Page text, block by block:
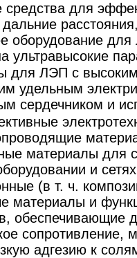
средства для
дальние
оборудование
ультравысокие
для ЛЭП с
удельным
сердечником и
материалы для
и
(в т. ч.
материалы и
обеспечивающие
сопротивление,
адгезию к